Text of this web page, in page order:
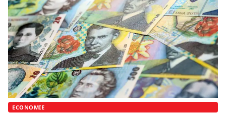
ECONOMIE